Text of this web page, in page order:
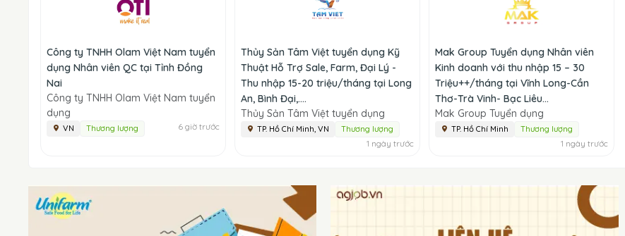
Công ty TNHH Olam Việt Nam tuyển
dụng Nhân viên QC tại Tỉnh Đồng
Nai
Công ty TNHH Olam Việt Nam tuyển
dụng
VN Thương lượng 6 giờ trước
Thủy Sản Tâm Việt tuyển dụng Kỹ
Thuật Hỗ Trợ Sale, Farm, Đại Lý -
Thu nhập 15-20 triệu/tháng tại Long
An, Bình Đại,....
Thủy Sản Tâm Việt tuyển dụng
TP. Hồ Chí Minh, VN Thương lượng
1 ngày trước
Mak Group Tuyển dụng Nhân viên
Kinh doanh với thu nhập 15 – 30
Triệu++/tháng tại Vĩnh Long-Cần
Thơ-Trà Vinh- Bạc Liêu...
Mak Group Tuyển dụng
TP. Hồ Chí Minh Thương lượng
1 ngày trước